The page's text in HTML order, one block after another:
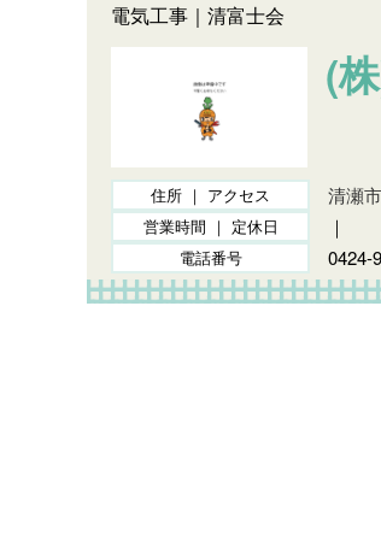
電気工事｜清富士会
(
住所 ｜ アクセス 清瀬
営業時間 ｜ 定休日 ｜
電話番号 0424-